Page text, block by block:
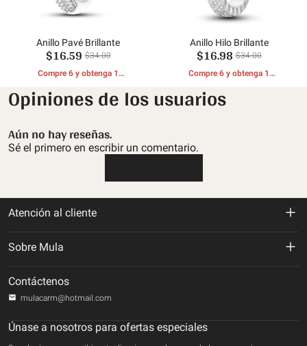
Anillo Pavé Brillante
$16.59 $34.00
Compre 6 y obtenga 1
Anillo Hilo Brillante
$16.98 $34.00
Compre 6 y obtenga 1
Opiniones de los usuarios
Aún no hay reseñas.
Sé el primero en escribir un comentario.
Atención al cliente
Política de privacidad
Términos de servicio
Sobre Mula
Rastrea tu orden
Contáctenos
Contáctenos
mulacarm@hotmail.com
Únase a nosotros para ofertas especiales